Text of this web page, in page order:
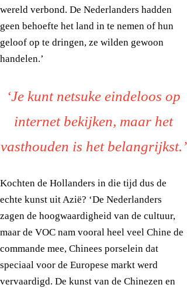
wereld verbond. De Nederlanders hadden
geen behoefte het land in te nemen of hun
geloof op te dringen, ze wilden gewoon
handelen.’
‘Je kunt netsuke eindeloos op
internet bekijken, maar het
vasthouden is het belangrijkst.’
Kochten de Hollanders in die tijd dus de
echte kunst uit Azië? ‘De Nederlanders
zagen de hoogwaardigheid van de cultuur,
maar de VOC nam vooral heel veel Chine de
commande mee, Chinees porselein dat
speciaal voor de Europese markt werd
vervaardigd. De kunst van de Chinezen en